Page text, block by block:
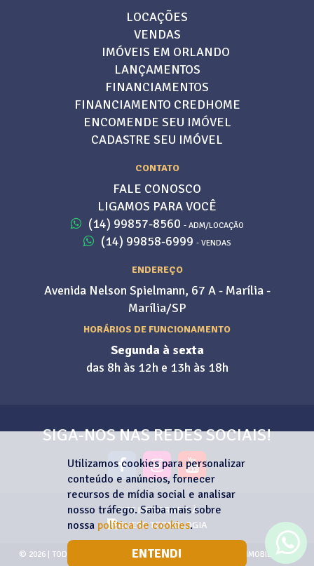
Utilizamos cookies para personalizar
conteúdo e anúncios, fornecer
recursos de mídia social e analisar
nosso tráfego. Saiba mais sobre
nossa política de cookies.
ENTENDI
LOCAÇÕES
VENDAS
IMÓVEIS EM ORLANDO
LANÇAMENTOS
FINANCIAMENTOS
FINANCIAMENTO CREDHOME
ENCOMENDE SEU IMÓVEL
CADASTRE SEU IMÓVEL
CONTATO
FALE CONOSCO
LIGAMOS PARA VOCÊ
(14) 99857-8560 - ADM/LOCAÇÃO
(14) 99858-6999 - VENDAS
ENDEREÇO
Avenida Nelson Spielmann, 67 A - Marília -
Marília/SP
HORÁRIOS DE FUNCIONAMENTO
Segunda à sexta
das 8h às 12h e 13h às 18h
SIGA-NOS NAS REDES SOCIAIS!
SITE INTEGRADO À
© 2026 | TODOS OS DIREITOS RESERVADOS | PINA NEGÓCIOS IMOBILIÁRIOS